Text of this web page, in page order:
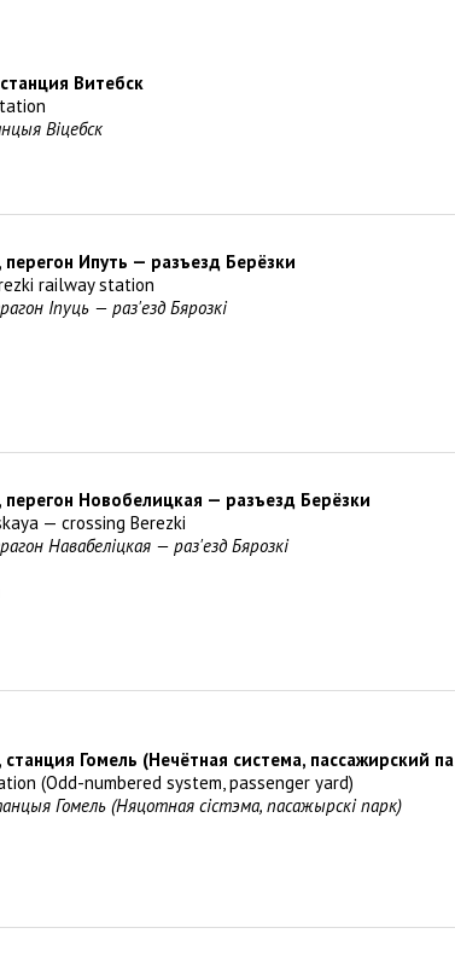
Витебск
Віцебск
перегон Ипуть — разъезд Берёзки
railway station
Іпуць — раз'езд Бярозкі
перегон Новобелицкая — разъезд Берёзки
— crossing Berezki
Навабеліцкая — раз'езд Бярозкі
станция Гомель (Нечётная система, пассажирский
(Odd-numbered system, passenger yard)
Гомель (Няцотная сістэма, пасажырскі парк)